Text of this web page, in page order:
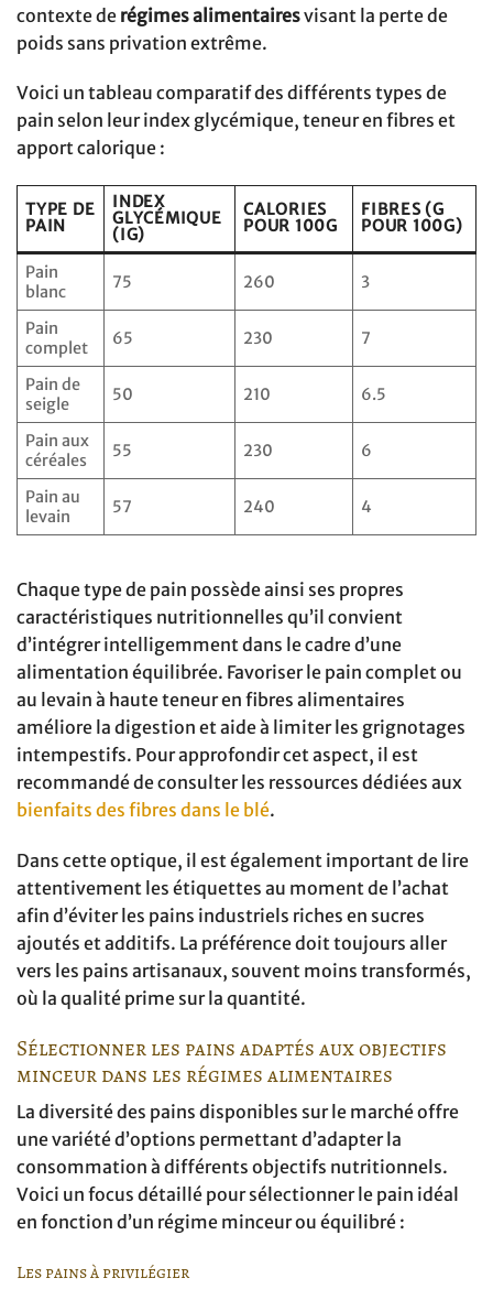
contexte de régimes alimentairesvisant la perte de
poids sans privation extrême.
Voici un tableau comparatif des différents types de
pain selon leur index glycémique, teneur en fibres et
apport calorique :
TYPE DE
PAIN
INDEX
GLYCÉMIQUE
(IG)
CALORIES
POUR 100G
FIBRES (G
POUR 100G)
Pain
blanc
75 260 3
Pain
complet
65 230 7
Pain de
seigle
50 210 6.5
Pain aux
céréales
55 230 6
Pain au
levain
57 240 4
Chaque type de pain possède ainsi ses propres
caractéristiques nutritionnelles qu’il convient
d’intégrer intelligemment dans le cadre d’une
alimentation équilibrée. Favoriser le pain complet ou
au levain à haute teneur en fibres alimentaires
améliore la digestion et aide à limiter les grignotages
intempestifs. Pour approfondir cet aspect, il est
recommandé de consulter les ressources dédiées aux
bienfaits des fibres dans le blé.
Dans cette optique, il est également important de lire
attentivement les étiquettes au moment de l’achat
afin d’éviter les pains industriels riches en sucres
ajoutés et additifs. La préférence doit toujours aller
vers les pains artisanaux, souvent moins transformés,
où la qualité prime sur la quantité.
Sélectionner les pains adaptés aux objectifs
minceur dans les régimes alimentaires
La diversité des pains disponibles sur le marché offre
une variété d’options permettant d’adapter la
consommation à différents objectifs nutritionnels.
Voici un focus détaillé pour sélectionner le pain idéal
en fonction d’un régime minceur ou équilibré :
Les pains à privilégier